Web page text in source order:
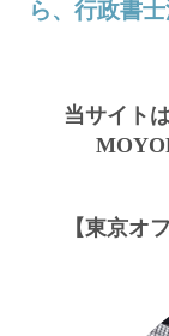
ら、行政書
当サイト
【東京オ